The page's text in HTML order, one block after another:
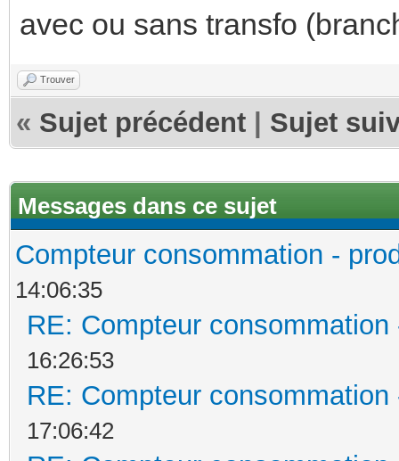
avec ou sans transfo
Trouver
« Sujet précédent Sujet
Messages dans ce sujet
Compteur consommation -
14:06:35
RE: Compteur consommation
16:26:53
RE: Compteur consommation
17:06:42